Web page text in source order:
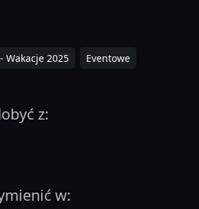
Wakacje 2025 Eventowe
z:
w: